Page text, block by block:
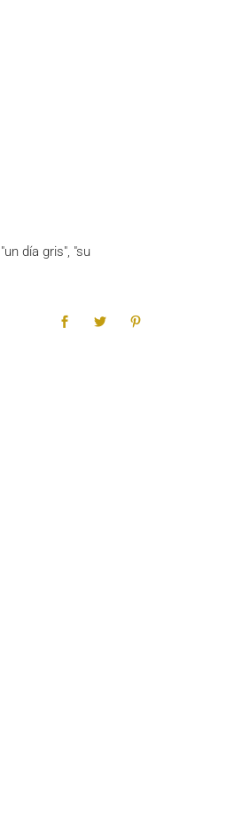
día gris", "su